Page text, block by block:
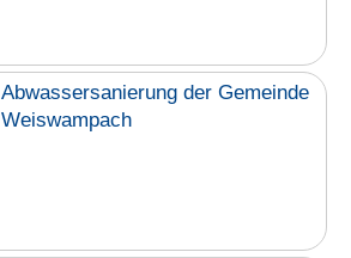
Abwassersanierung der Gemeinde
Weiswampach